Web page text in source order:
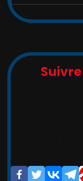
Catégories